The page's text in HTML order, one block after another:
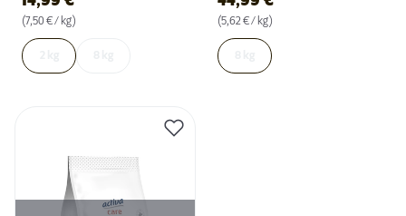
(7,50 € / kg) (5,62 € / kg)